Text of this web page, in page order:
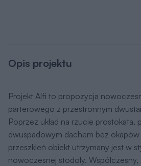
Opis projektu
Projekt Alfi to propozycja
parterowego z przestronnym
Poprzez układ na rzucie prostokąta,
dwuspadowym dachem bez
przeszkleń obiekt utrzymany jest w
nowoczesnej stodoły.